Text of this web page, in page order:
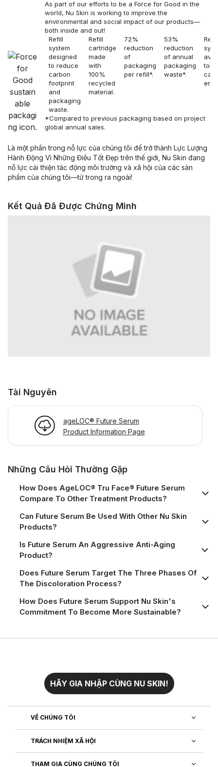
As part of our efforts to be a Force for Good in the
world, Nu Skin is working to improve the
environmental and social impact of our products—
both inside and out!
Refill
system
designed
to reduce
carbon
footprint
and
packaging
waste.
Refill
cartridge
made
with
100%
recycled
material.
72%
reduction
of
packaging
per refill*.
53%
reduction
of annual
packaging
waste*.
Refill
*Compared to previous packaging based on project
global annual sales.
Là một phần trong nỗ lực của chúng tôi để trở thành Lực Lượng
Hành Động Vì Những Điều Tốt Đẹp trên thế giới, Nu Skin đang
nỗ lực cải thiện tác động môi trường và xã hội của các sản
phẩm của chúng tôi—từ trong ra ngoài!
Kết Quả Đã Được Chứng Minh
Tài Nguyên
ageLOC® Future Serum
Product Information Page
Những Câu Hỏi Thường Gặp
How Does AgeLOC® Tru Face® Future Serum
Compare To Other Treatment Products?
Can Future Serum Be Used With Other Nu Skin
Products?
Is Future Serum An Aggressive Anti-Aging
Product?
Does Future Serum Target The Three Phases Of
The Discoloration Process?
How Does Future Serum Support Nu Skin's
Commitment To Become More Sustainable?
HÃY GIA NHẬP CÙNG NU SKIN!
VỀ CHÚNG TÔI
TRÁCH NHIỆM XÃ HỘI
THAM GIA CÙNG CHÚNG TÔI